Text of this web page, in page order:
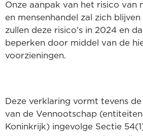
Onze aanpak van het risico van
en mensenhandel zal zich
zullen deze risico's in 2024 en
beperken door middel van de
voorzieningen.
Deze verklaring vormt tevens
van de Vennootschap
Koninkrijk) ingevolge Sectie